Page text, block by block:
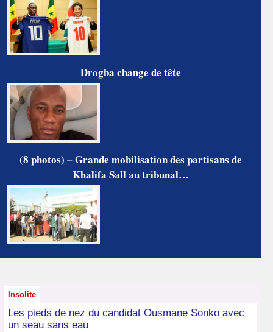
Drogba change de tête
(8 photos) – Grande mobilisation des partisans de
Khalifa Sall au tribunal…
Insolite
Les pieds de nez du candidat Ousmane Sonko avec
un seau sans eau